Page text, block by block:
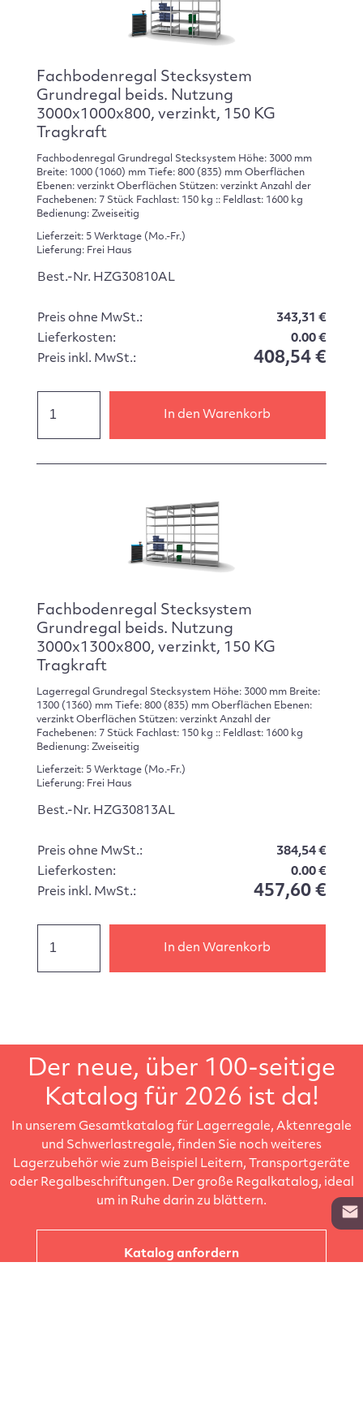
Fachbodenregal Stecksystem
Grundregal beids. Nutzung
3000x1000x800, verzinkt, 150 KG
Tragkraft
Fachbodenregal Grundregal Stecksystem Höhe: 3000 mm
Breite: 1000 (1060) mm Tiefe: 800 (835) mm Oberflächen
Ebenen: verzinkt Oberflächen Stützen: verzinkt Anzahl der
Fachebenen: 7 Stück Fachlast: 150 kg :: Feldlast: 1600 kg
Bedienung: Zweiseitig
Lieferzeit: 5 Werktage (Mo.-Fr.)
Lieferung: Frei Haus
Best.-Nr. HZG30810AL
Preis ohne MwSt.:
343,31 €
Lieferkosten:
0.00 €
Preis inkl. MwSt.:
408,54 €
In den Warenkorb
Fachbodenregal Stecksystem
Grundregal beids. Nutzung
3000x1300x800, verzinkt, 150 KG
Tragkraft
Lagerregal Grundregal Stecksystem Höhe: 3000 mm Breite:
1300 (1360) mm Tiefe: 800 (835) mm Oberflächen Ebenen:
verzinkt Oberflächen Stützen: verzinkt Anzahl der
Fachebenen: 7 Stück Fachlast: 150 kg :: Feldlast: 1600 kg
Bedienung: Zweiseitig
Lieferzeit: 5 Werktage (Mo.-Fr.)
Lieferung: Frei Haus
Best.-Nr. HZG30813AL
Preis ohne MwSt.:
384,54 €
Lieferkosten:
0.00 €
Preis inkl. MwSt.:
457,60 €
In den Warenkorb
Der neue, über 100-seitige
Katalog für 2026 ist da!
In unserem Gesamtkatalog für Lagerregale, Aktenregale
und Schwerlastregale, finden Sie noch weiteres
Lagerzubehör wie zum Beispiel Leitern, Transportgeräte
oder Regalbeschriftungen. Der große Regalkatalog, ideal
um in Ruhe darin zu blättern.
Katalog anfordern